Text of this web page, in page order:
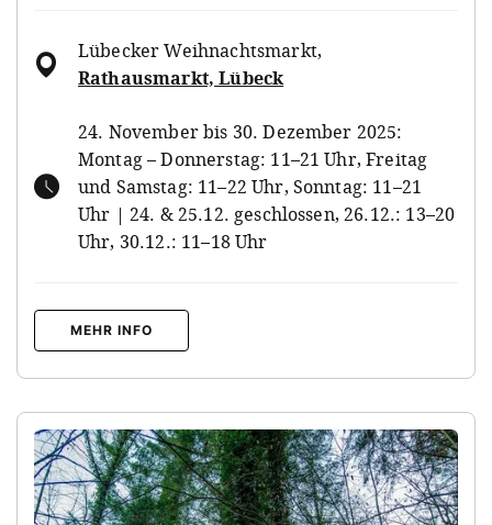
Lübecker Weihnachtsmarkt,
Rathausmarkt, Lübeck
24. November bis 30. Dezember 2025:
Montag – Donnerstag: 11–21 Uhr, Freitag
und Samstag: 11–22 Uhr, Sonntag: 11–21
Uhr | 24. & 25.12. geschlossen, 26.12.: 13–20
Uhr, 30.12.: 11–18 Uhr
MEHR INFO